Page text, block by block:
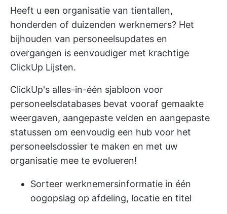
Heeft u een organisatie van tientallen,
honderden of duizenden werknemers? Het
bijhouden van personeelsupdates en
overgangen is eenvoudiger met krachtige
ClickUp Lijsten.
ClickUp's alles-in-één sjabloon voor
personeelsdatabases bevat vooraf gemaakte
weergaven, aangepaste velden en aangepaste
statussen om eenvoudig een hub voor het
personeelsdossier te maken en met uw
organisatie mee te evolueren!
Sorteer werknemersinformatie in één
oogopslag op afdeling, locatie en titel